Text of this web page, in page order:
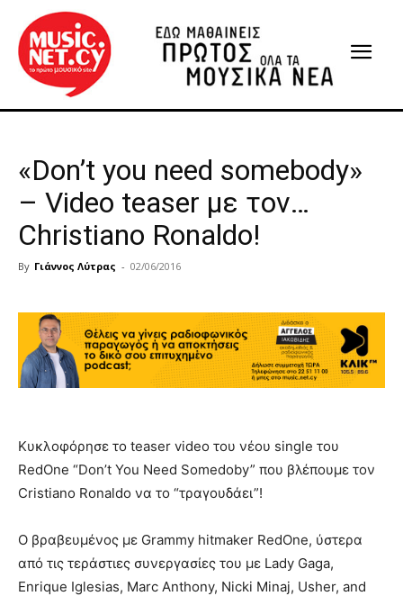
«Don’t you need somebody»
– Video teaser με τον…
Christiano Ronaldo!
By Γιάννος Λύτρας - 02/06/2016
Κυκλοφόρησε το teaser video του νέου single του
RedOne “Don’t You Need Somedoby” που βλέπουμε τον
Cristiano Ronaldo να το “τραγουδάει”!
Ο βραβευμένος με Grammy hitmaker RedOne, ύστερα
από τις τεράστιες συνεργασίες του με Lady Gaga,
Enrique Iglesias, Marc Anthony, Nicki Minaj, Usher, and